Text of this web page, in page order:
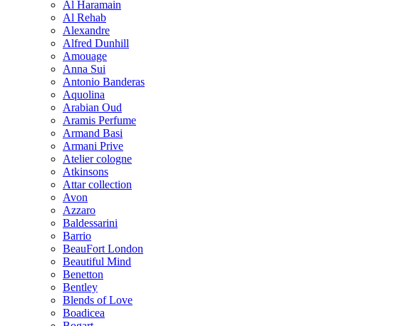
Al Haramain
Al Rehab
Alexandre
Alfred Dunhill
Amouage
Anna Sui
Antonio Banderas
Aquolina
Arabian Oud
Aramis Perfume
Armand Basi
Armani Prive
Atelier cologne
Atkinsons
Attar collection
Avon
Azzaro
Baldessarini
Barrio
BeauFort London
Beautiful Mind
Benetton
Bentley
Blends of Love
Boadicea